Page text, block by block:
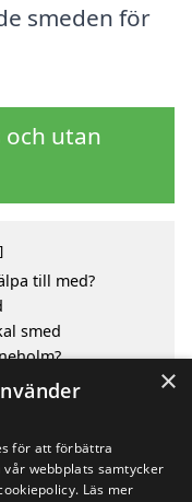
smeden för
och utan
till med?
smed
städerna
×
för att förbättra
webbplats samtycker
Läs mer